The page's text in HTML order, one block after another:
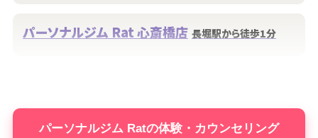
パーソナルジム Rat 心斎橋店 長堀駅から徒歩1分
パーソナルジム Ratの体験・カウンセリング